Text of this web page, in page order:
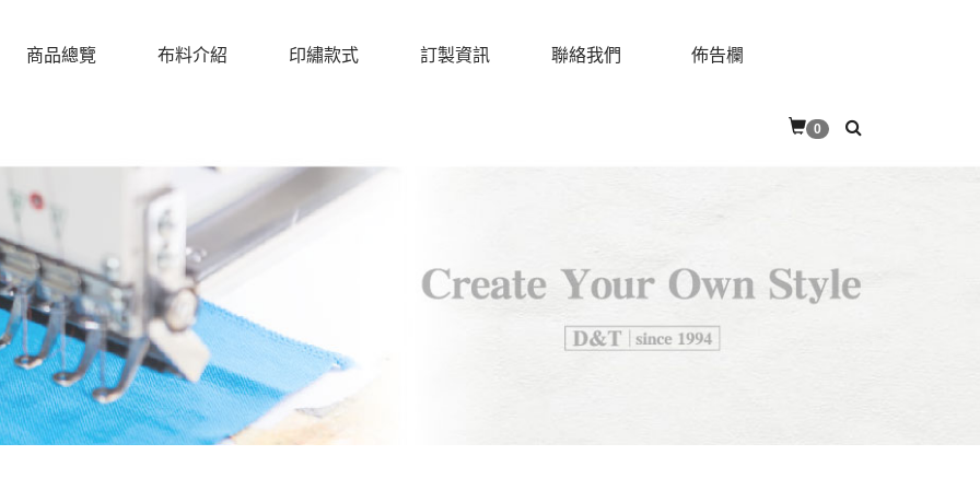
商品總覽 布料介紹 印繡款式 訂製資訊 聯絡我們 佈告欄
0